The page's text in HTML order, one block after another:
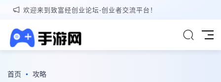
欢迎来到致富经创业论坛-创业者交流平台！
首页 • 攻略